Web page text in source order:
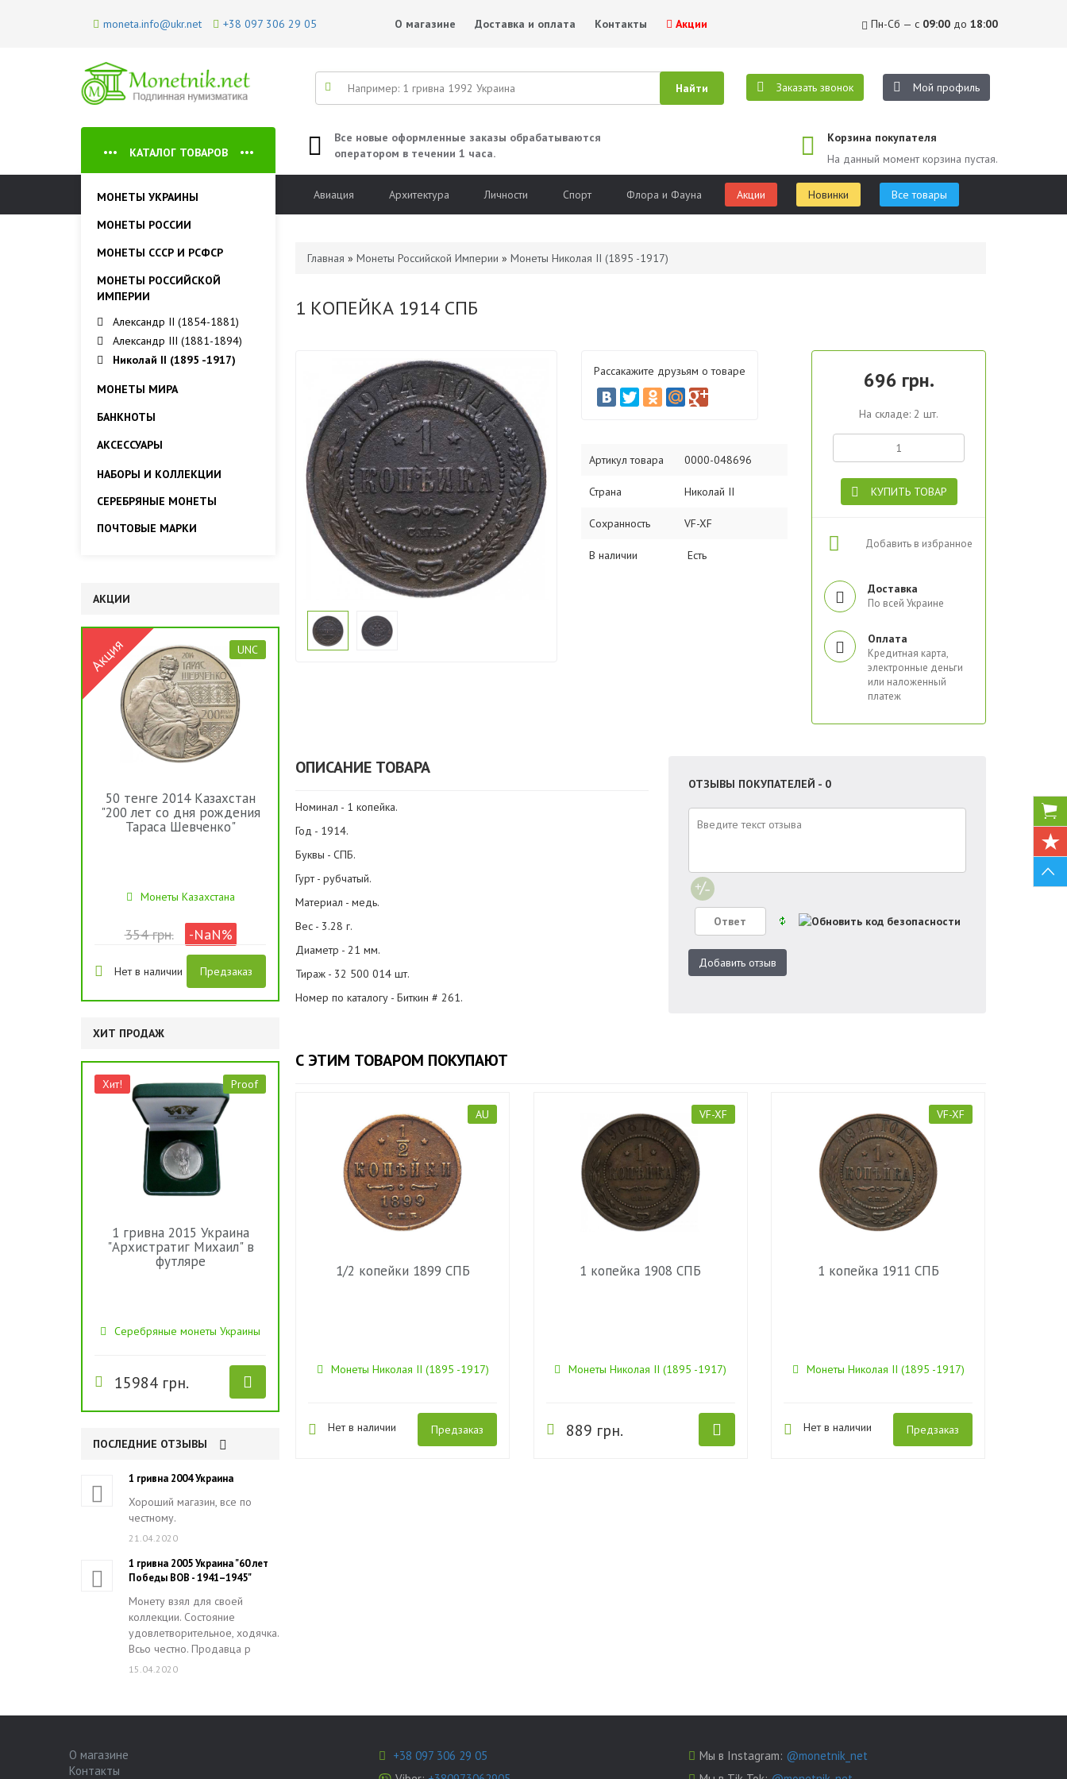
moneta.info@ukr.net +38 097 306 29 05 О магазине Доставка и оплата Контакты Акции Пн-Сб — с 09:00 до 18:00
Заказать звонок Мой профиль
Все новые оформленные заказы обрабатываются
оператором в течении 1 часа.
Корзина покупателя
На данный момент корзина пустая.
Авиация Архитектура Личности Спорт Флора и Фауна Акции Новинки Все товары
КАТАЛОГ ТОВАРОВ
МОНЕТЫ УКРАИНЫ
МОНЕТЫ РОССИИ
МОНЕТЫ СССР И РСФСР
МОНЕТЫ РОССИЙСКОЙ
ИМПЕРИИ
Александр II (1854-1881)
Александр III (1881-1894)
Николай II (1895 -1917)
МОНЕТЫ МИРА
БАНКНОТЫ
АКСЕССУАРЫ
НАБОРЫ И КОЛЛЕКЦИИ
СЕРЕБРЯНЫЕ МОНЕТЫ
ПОЧТОВЫЕ МАРКИ
АКЦИИ
UNC
50 тенге 2014 Казахстан
"200 лет со дня рождения
Тараса Шевченко"
Монеты Казахстана
354 грн. -NaN%
Нет в наличии Предзаказ
ХИТ ПРОДАЖ
Proof
Хит!
1 гривна 2015 Украина
"Архистратиг Михаил" в
футляре
Серебряные монеты Украины
15984 грн.
ПОСЛЕДНИЕ ОТЗЫВЫ
1 гривна 2004 Украина
Хороший магазин, все по
честному.
21.04.2020
1 гривна 2005 Украина "60 лет
Победы ВОВ - 1941–1945"
Монету взял для своей
коллекции. Состояние
удовлетворительное, ходячка.
Всьо честно. Продавца р
15.04.2020
Главная » Монеты Российской Империи » Монеты Николая II (1895 -1917)
1 КОПЕЙКА 1914 СПБ
Рассакажите друзьям о товаре
Артикул товара 0000-048696
Страна Николай II
Сохранность VF-XF
В наличии Есть
696 грн.
На складе: 2 шт.
КУПИТЬ ТОВАР
Добавить в избранное
Доставка
По всей Украине
Оплата
Кредитная карта,
электронные деньги
или наложенный
платеж
ОПИСАНИЕ ТОВАРА
Номинал - 1 копейка.
Год - 1914.
Буквы - СПБ.
Гурт - рубчатый.
Материал - медь.
Вес - 3.28 г.
Диаметр - 21 мм.
Тираж - 32 500 014 шт.
Номер по каталогу - Биткин # 261.
ОТЗЫВЫ ПОКУПАТЕЛЕЙ - 0
Добавить отзыв
С ЭТИМ ТОВАРОМ ПОКУПАЮТ
AU
1/2 копейки 1899 СПБ
Монеты Николая II (1895 -1917)
Нет в наличии Предзаказ
VF-XF
1 копейка 1908 СПБ
Монеты Николая II (1895 -1917)
889 грн.
VF-XF
1 копейка 1911 СПБ
Монеты Николая II (1895 -1917)
Нет в наличии Предзаказ
О магазине
Контакты
+38 097 306 29 05
Мы в Instagram: @monetnik_net